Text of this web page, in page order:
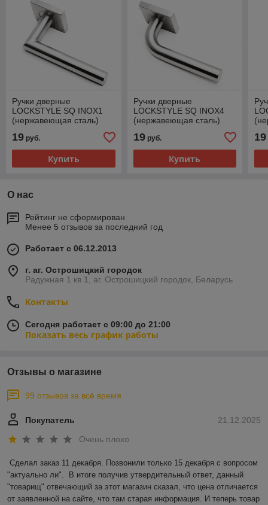
Ручки дверные
LOCKSTYLE SQ INOX1
(нержавеющая сталь)
19 руб.
Купить
Ручки дверные
LOCKSTYLE SQ INOX4
(нержавеющая сталь)
19руб.
Купить
19
О нас
Рейтинг не сформирован
Менее 5 отзывов за последний год
Работает с 06.12.2013
г. аг. Острошицкий городок
Радужная 1 кв 1, аг. Острошицкий городок, Беларусь
Контакты
Сегодня работает с 09:00 до 21:00
Показать весь график работы
Отзывы о магазине
99 отзывов за всё время
21.12.2025
Покупатель
Очень плохо
Сделал заказ 11 декабря. Позвонили только 15 декабря с вопросом
"актуально ли".  В итоге получив утвердительный ответ, данный
"товарищ" отвечающий за этот магазин сказал, что цена отличается
от заявленной на сайте, что там старая информация. И теперь товар